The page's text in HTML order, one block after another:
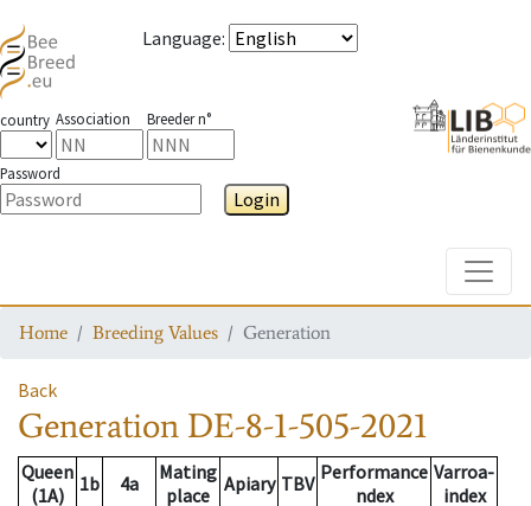
Language:
country Association Breeder n°
Password
Login
Home Breeding Values Generation
Back
Generation DE-8-1-505-2021
Queen
(1A)
1b 4a
Mating
place Apiary TBV Performance
ndex
Varroa-
index